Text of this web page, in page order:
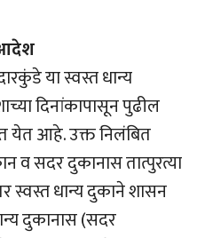
या स्वस्त धान्य
दिनांकापासून पुढील
येत आहे. उक्त निलंबित
सदर दुकानास तात्पुरत्या
स्वस्त धान्य दुकाने शासन
दुकानास (सदर